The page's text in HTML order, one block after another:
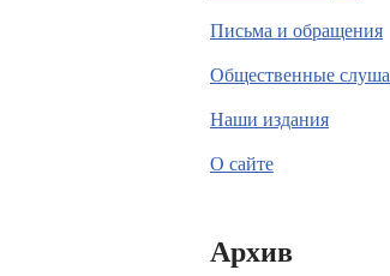
Письма и обращения
Общественные
Наши издания
О сайте
Архив